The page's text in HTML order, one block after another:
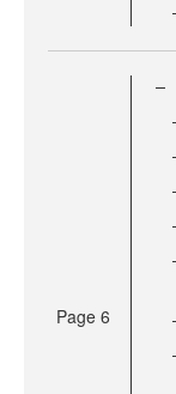
Page 6